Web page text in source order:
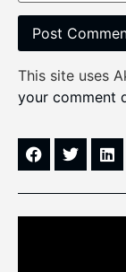
This site uses
your comment